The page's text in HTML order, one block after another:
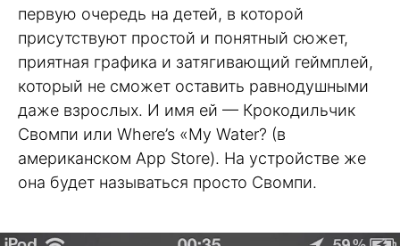
первую очередь на детей, в которой
присутствуют простой и понятный сюжет,
приятная графика и затягивающий геймплей,
который не сможет оставить равнодушными
даже взрослых. И имя ей — Крокодильчик
Свомпи или Where’s «My Water? (в
американском App Store). На устройстве же
она будет называться просто Свомпи.